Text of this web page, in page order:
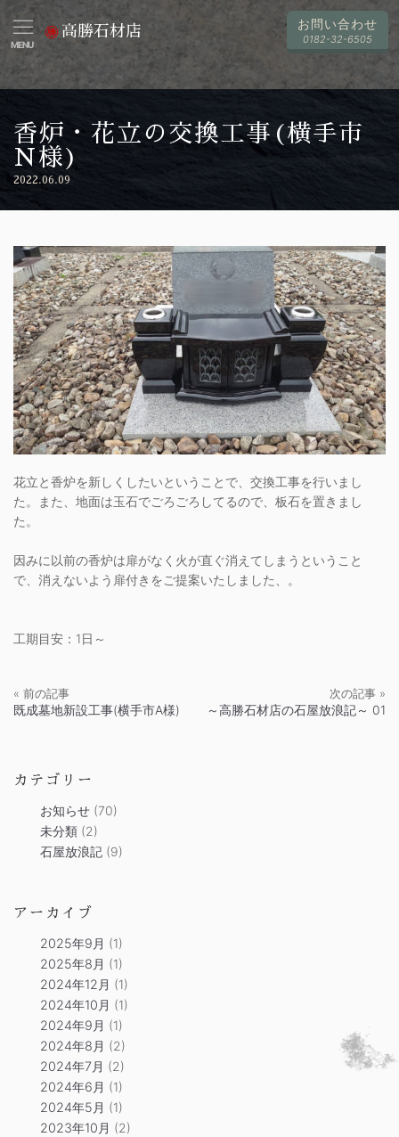
MENU
高勝石材店 お問い合わせ
0182-32-6505
香炉・花立の交換工事(横手市
N様)
2022.06.09
花立と香炉を新しくしたいということで、交換工事を行いまし
た。また、地面は玉石でごろごろしてるので、板石を置きまし
た。
因みに以前の香炉は扉がなく火が直ぐ消えてしまうということ
で、消えないよう扉付きをご提案いたしました、。
工期目安：1日～
« 前の記事
既成墓地新設工事(横手市A様)
次の記事 »
～高勝石材店の石屋放浪記～ 01
カテゴリー
お知らせ (70)
未分類 (2)
石屋放浪記 (9)
アーカイブ
2025年9月 (1)
2025年8月 (1)
2024年12月 (1)
2024年10月 (1)
2024年9月 (1)
2024年8月 (2)
2024年7月 (2)
2024年6月 (1)
2024年5月 (1)
2023年10月 (2)